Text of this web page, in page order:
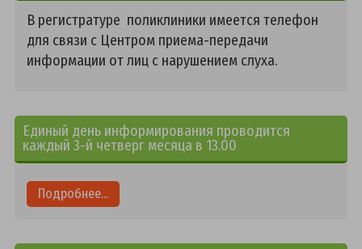
В регистратуре поликлиники имеется телефон
для связи с Центром приема-передачи
информации от лиц с нарушением слуха.
Единый день информирования проводится
каждый 3-й четверг месяца в 13.00
Подробнее...